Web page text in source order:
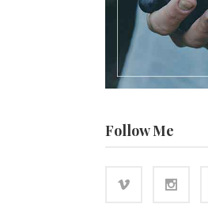
Follow Me